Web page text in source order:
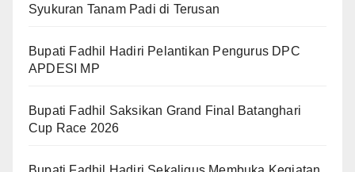
Syukuran Tanam Padi di Terusan
Bupati Fadhil Hadiri Pelantikan Pengurus DPC
APDESI MP
Bupati Fadhil Saksikan Grand Final Batanghari
Cup Race 2026